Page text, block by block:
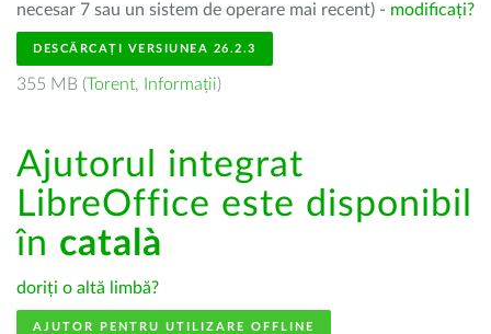
necesar 7 sau un sistem de operare mai recent) - modificați?
DESCĂRCAȚI VERSIUNEA 26.2.3
355 MB (Torent, Informații)
Ajutorul integrat
LibreOffice este disponibil
în català
doriți o altă limbă?
AJUTOR PENTRU UTILIZARE OFFLINE